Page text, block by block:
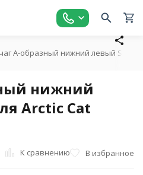
А-образный нижний левый Sledex
нижний
Arctic Cat
К сравнению В избранное